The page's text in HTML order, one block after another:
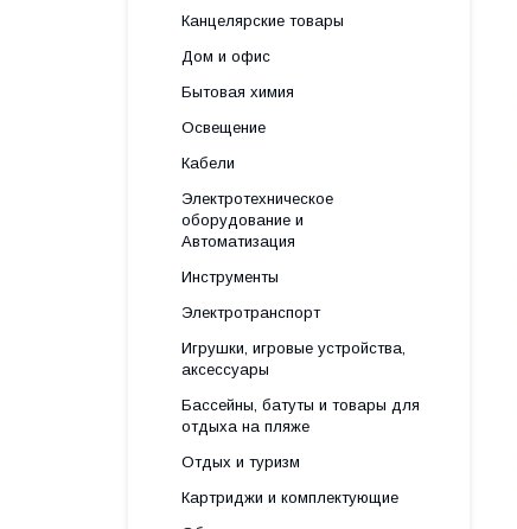
Канцелярские товары
Дом и офис
Бытовая химия
Освещение
Кабели
Электротехническое
оборудование и
Автоматизация
Инструменты
Электротранспорт
Игрушки, игровые устройства,
аксессуары
Бассейны, батуты и товары для
отдыха на пляже
Отдых и туризм
Картриджи и комплектующие